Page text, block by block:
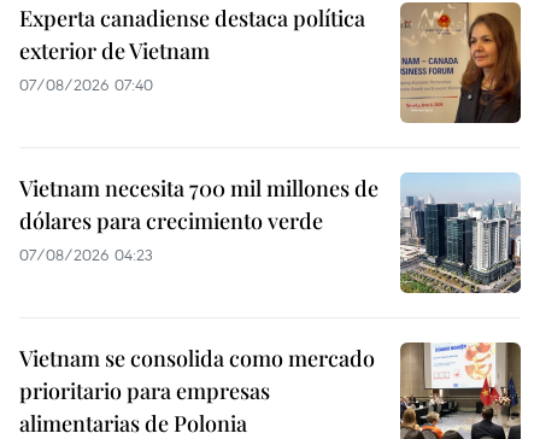
Experta canadiense destaca política
exterior de Vietnam
07/08/2026 07:40
Vietnam necesita 700 mil millones de
dólares para crecimiento verde
07/08/2026 04:23
Vietnam se consolida como mercado
prioritario para empresas
alimentarias de Polonia